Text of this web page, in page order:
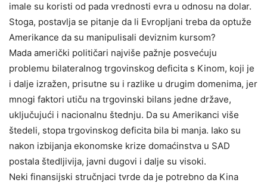
imale su koristi od pada vrednosti evra u odnosu na dolar.
Stoga, postavlja se pitanje da li Evropljani treba da optuže
Amerikance da su manipulisali deviznim kursom?
Mada američki političari najviše pažnje posvećuju
problemu bilateralnog trgovinskog deficita s Kinom, koji je
i dalje izražen, prisutne su i razlike u drugim domenima, jer
mnogi faktori utiču na trgovinski bilans jedne države,
uključujući i nacionalnu štednju. Da su Amerikanci više
štedeli, stopa trgovinskog deficita bila bi manja. Iako su
nakon izbijanja ekonomske krize domaćinstva u SAD
postala štedljivija, javni dugovi i dalje su visoki.
Neki finansijski stručnjaci tvrde da je potrebno da Kina